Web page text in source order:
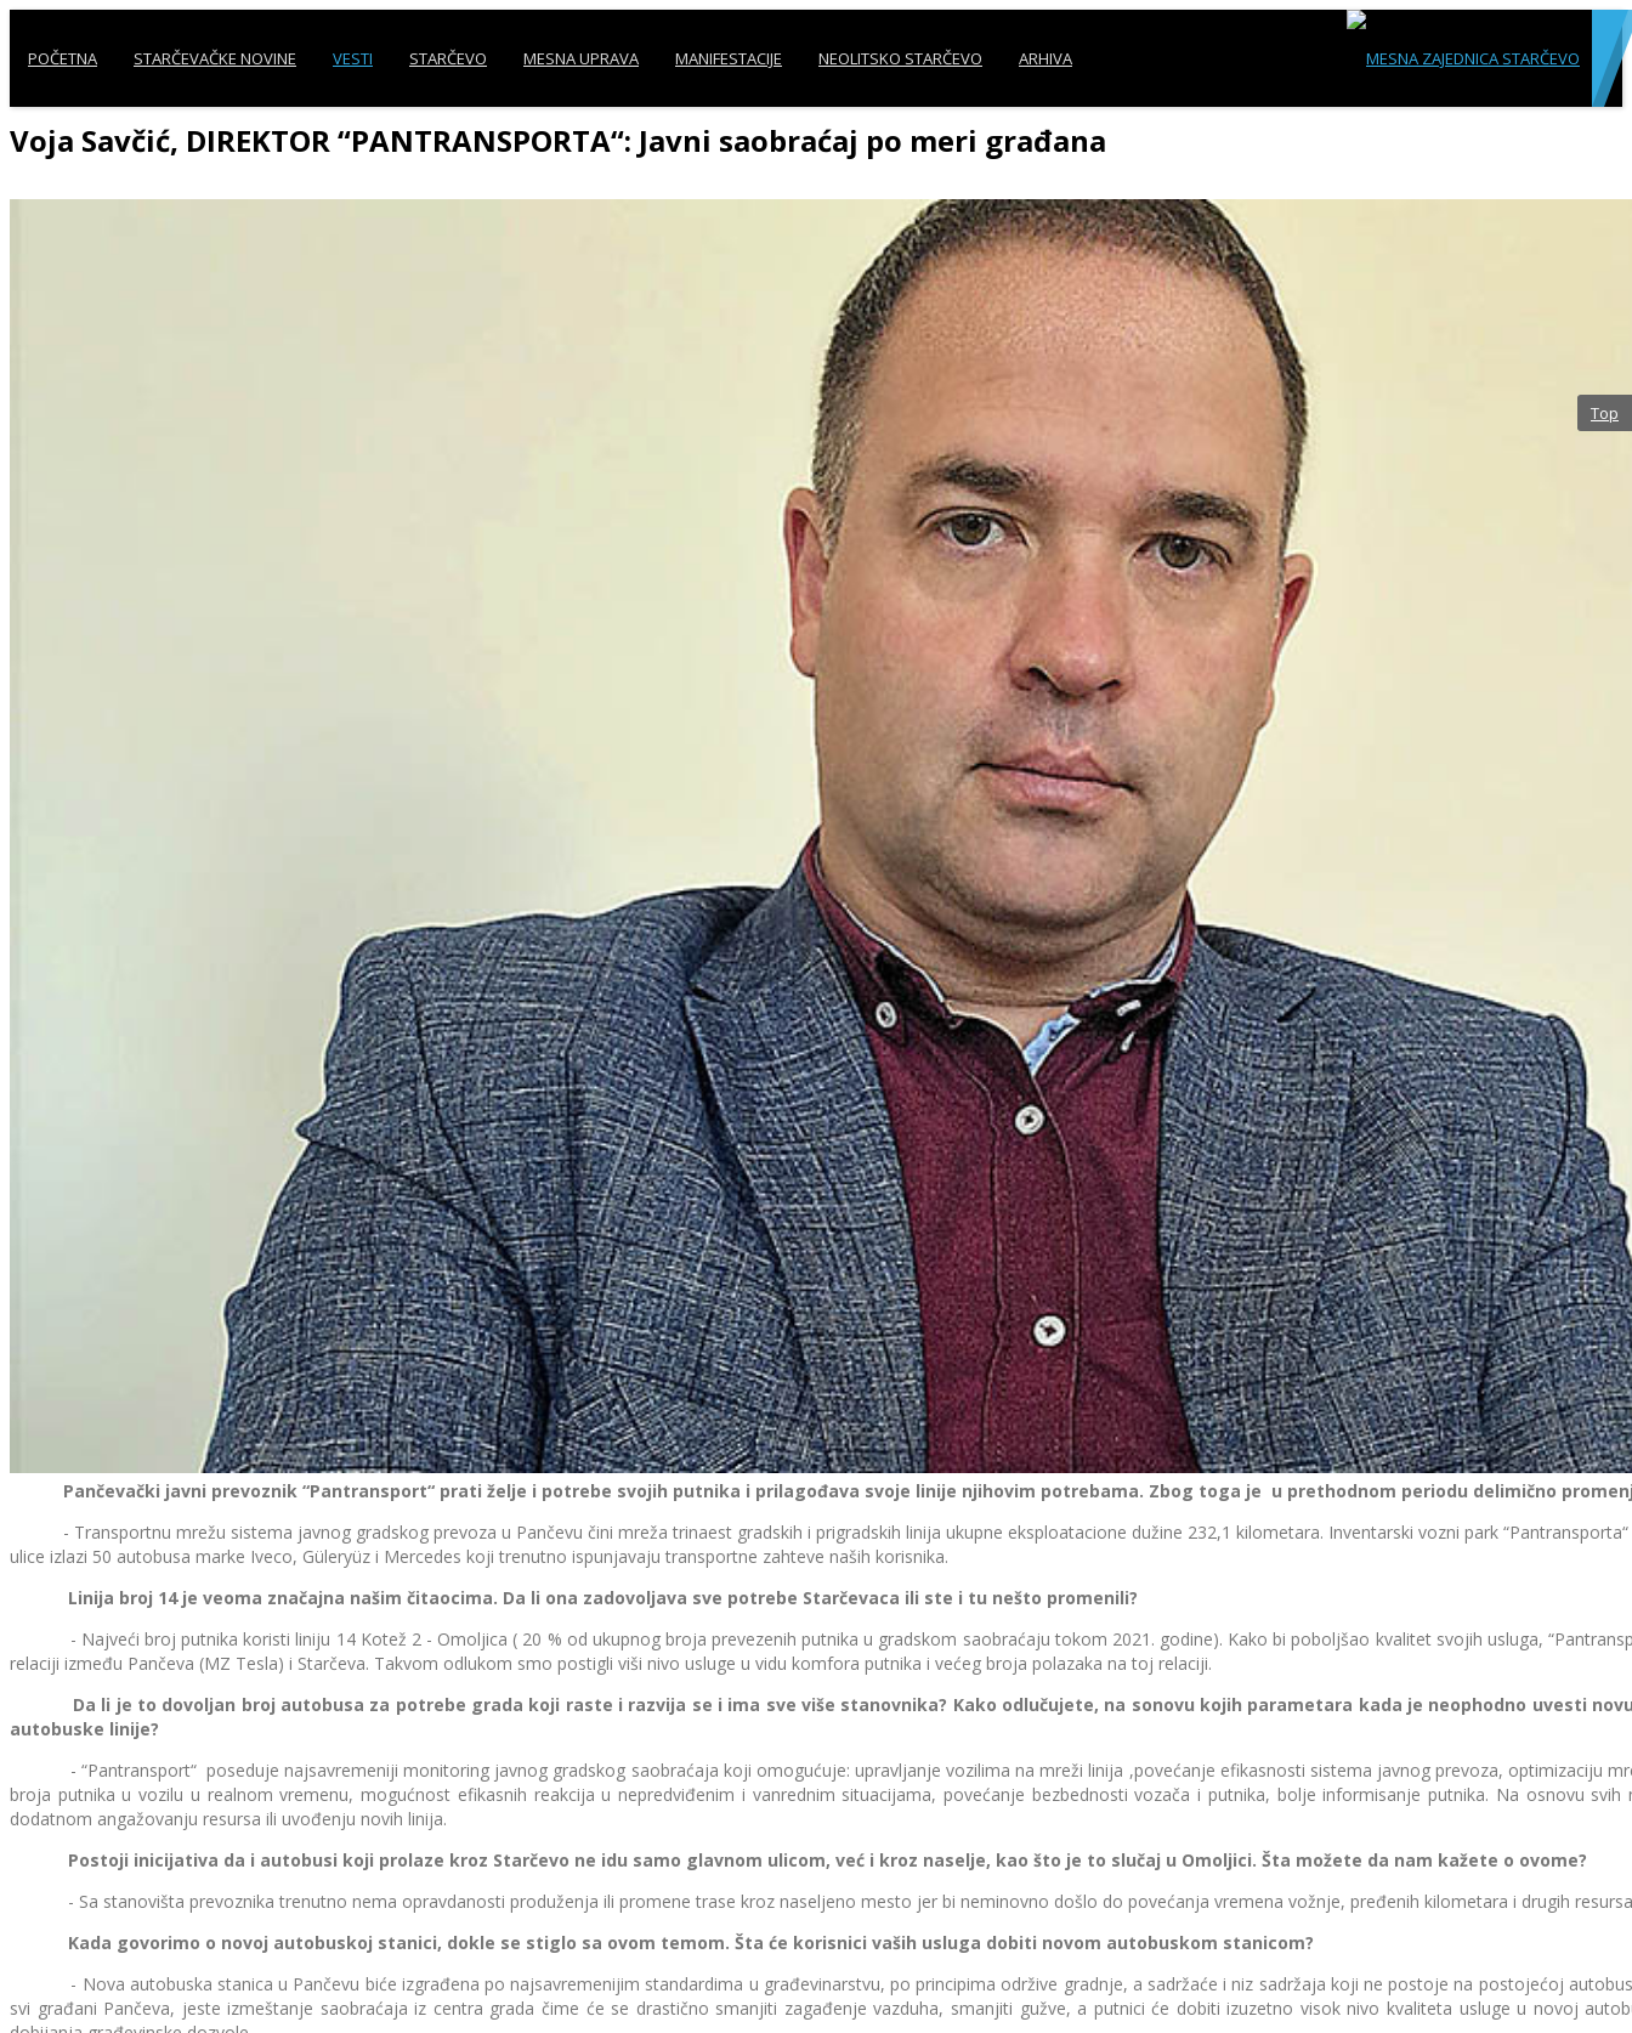
POČETNA STARČEVAČKE NOVINE VESTI STARČEVO MESNA UPRAVA MANIFESTACIJE NEOLITSKO STARČEVO ARHIVA
Voja Savčić, DIREKTOR “PANTRANSPORTA“: Javni saobraćaj po meri građana
Pančevački javni prevoznik “Pantransport“ prati želje i potrebe svojih putnika i prilagođava svoje linije njihovim potrebama. Zbog toga je u prethodnom periodu delimično
- Transportnu mrežu sistema javnog gradskog prevoza u Pančevu čini mreža trinaest gradskih i prigradskih linija ukupne eksploatacione dužine 232,1 kilometara. Inventarski vozni park
ulice izlazi 50 autobusa marke Iveco, Güleryüz i Mercedes koji trenutno ispunjavaju transportne zahteve naših korisnika.
Linija broj 14 je veoma značajna našim čitaocima. Da li ona zadovoljava sve potrebe Starčevaca ili ste i tu nešto promenili?
- Najveći broj putnika koristi liniju 14 Kotež 2 - Omoljica ( 20 % od ukupnog broja prevezenih putnika u gradskom saobraćaju tokom 2021. godine). Kako bi poboljšao kvalitet svojih usluga,
relaciji između Pančeva (MZ Tesla) i Starčeva. Takvom odlukom smo postigli viši nivo usluge u vidu komfora putnika i većeg broja polazaka na toj relaciji.
Da li je to dovoljan broj autobusa za potrebe grada koji raste i razvija se i ima sve više stanovnika? Kako odlučujete, na sonovu kojih parametara kada je neophodno uvesti
autobuske linije?
- “Pantransport“ poseduje najsavremeniji monitoring javnog gradskog saobraćaja koji omogućuje: upravljanje vozilima na mreži linija ,povećanje efikasnosti sistema javnog prevoza, optimizaciju
broja putnika u vozilu u realnom vremenu, mogućnost efikasnih reakcija u nepredviđenim i vanrednim situacijama, povećanje bezbednosti vozača i putnika, bolje informisanje putnika. Na osnovu
dodatnom angažovanju resursa ili uvođenju novih linija.
Postoji inicijativa da i autobusi koji prolaze kroz Starčevo ne idu samo glavnom ulicom, već i kroz naselje, kao što je to slučaj u Omoljici. Šta možete da nam kažete o ovome?
- Sa stanovišta prevoznika trenutno nema opravdanosti produženja ili promene trase kroz naseljeno mesto jer bi neminovno došlo do povećanja vremena vožnje, pređenih kilometara i drugih
Kada govorimo o novoj autobuskoj stanici, dokle se stiglo sa ovom temom. Šta će korisnici vaših usluga dobiti novom autobuskom stanicom?
- Nova autobuska stanica u Pančevu biće izgrađena po najsavremenijim standardima u građevinarstvu, po principima održive gradnje, a sadržaće i niz sadržaja koji ne postoje na postojećoj
svi građani Pančeva, jeste izmeštanje saobraćaja iz centra grada čime će se drastično smanjiti zagađenje vazduha, smanjiti gužve, a putnici će dobiti izuzetno visok nivo kvaliteta usluge u novoj
Top